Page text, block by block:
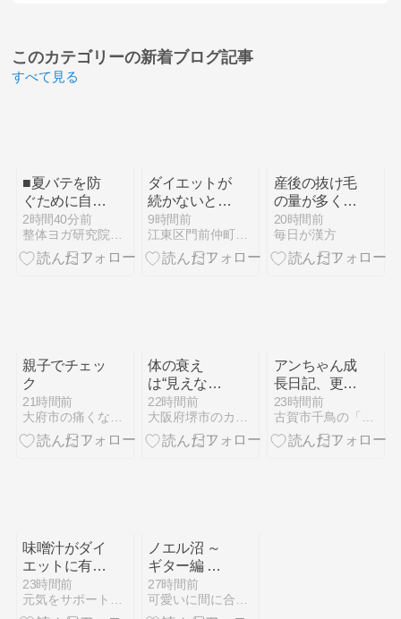
このカテゴリーの新着ブログ記事
すべて見る
■夏バテを防
ぐために自律
神経の調整が
大切な理由
2時間40分前
整体ヨガ研究院【小平市花小金井】
ダイエットが
続かないとい
うあなたへ。
続けられる5
つのステップ
9時間前
江東区門前仲町パーソナルトレーニング ダイエット・肩こり
産後の抜け毛
の量が多くて
気になります
20時間前
毎日が漢方
親子でチェッ
ク
21時間前
大府市の痛くない整体＆アンチエイジングエステ Y'S（わい…
体の衰え
は“見えない
ところ”から
進みます
22時間前
大阪府堺市のカイロプラクティックTLBC OFFICE
アンちゃん成
長日記、更新
しました！
23時間前
古賀市千鳥の「のうとみ整骨院」のブログ
味噌汁がダイ
エットに有
効？
23時間前
ノエル沼 ～
ギター編 そ
の40 ～
27時間前